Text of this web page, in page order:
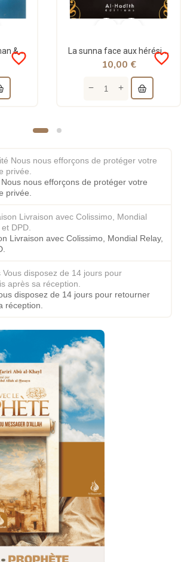
Ce que tout musulman & musulmane doivent impérativement savoir - Abdullah al Qarawy - Ibn Badis
favorite_border La sunna face aux hérésies - ibn Taymiyya - al-Hadith
favorite_border
10,00 €
nous efforçons de protéger votre
privée.
Livraison avec Colissimo, Mondial Relay,
disposez de 14 jours pour retourner
réception.